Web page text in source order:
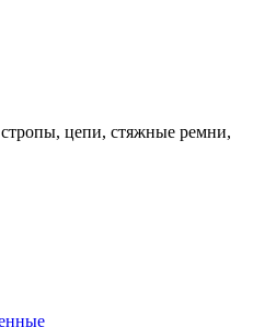
цепи, стяжные ремни,